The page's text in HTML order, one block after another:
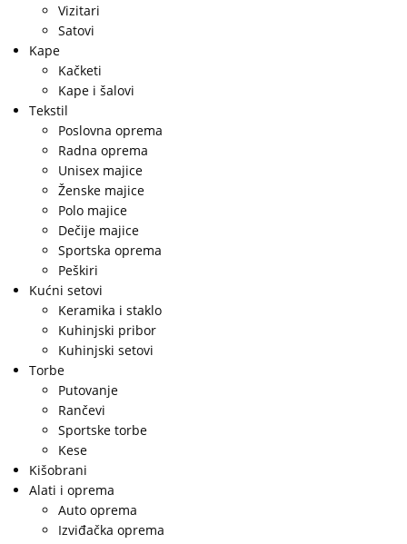
Vizitari
Satovi
Kape
Kačketi
Kape i šalovi
Tekstil
Poslovna oprema
Radna oprema
Unisex majice
Ženske majice
Polo majice
Dečije majice
Sportska oprema
Peškiri
Kućni setovi
Keramika i staklo
Kuhinjski pribor
Kuhinjski setovi
Torbe
Putovanje
Rančevi
Sportske torbe
Kese
Kišobrani
Alati i oprema
Auto oprema
Izviđačka oprema